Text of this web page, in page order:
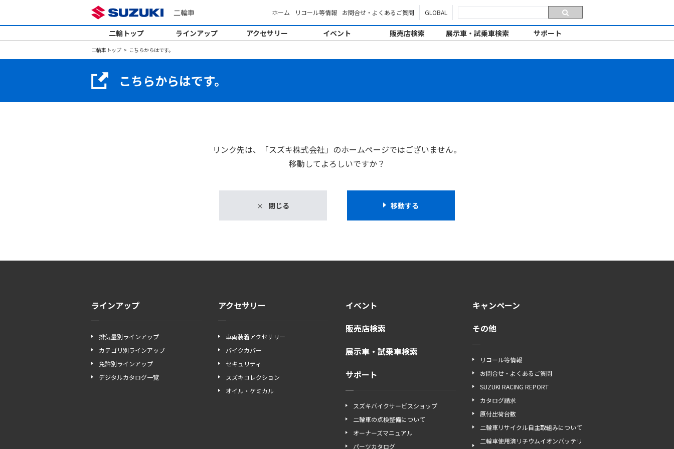
二輪車 ホーム リコール等情報 お問合せ・よくあるご質問 GLOBAL
二輪トップ ラインアップ アクセサリー イベント 販売店検索 展示車・試乗車検索 サポート
二輪車トップ こちらからはです。
こちらからはです。
リンク先は、「スズキ株式会社」のホームページではございません。
移動してよろしいですか？
閉じる 移動する
ラインアップ
排気量別ラインアップ
カテゴリ別ラインアップ
免許別ラインアップ
デジタルカタログ一覧
アクセサリー
車両装着アクセサリー
バイクカバー
セキュリティ
スズキコレクション
オイル・ケミカル
イベント
販売店検索
展示車・試乗車検索
サポート
スズキバイクサービスショップ
二輪車の点検整備について
オーナーズマニュアル
パーツカタログ
キャンペーン
その他
リコール等情報
お問合せ・よくあるご質問
SUZUKI RACING REPORT
カタログ請求
原付出荷台数
二輪車リサイクル自主取組みについて
二輪車使用済リチウムイオンバッテリ